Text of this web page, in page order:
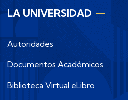
LA UNIVERSIDAD
Autoridades
Documentos Académicos
Biblioteca Virtual eLibro